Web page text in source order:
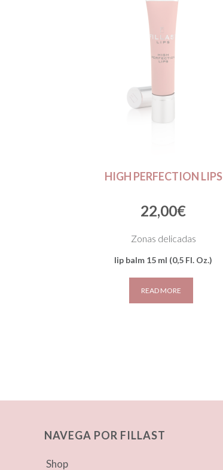
HIGH PERFECTION LIPS
22,00€
Zonas delicadas
lip balm 15 ml (0,5 Fl. Oz.)
READ MORE
NAVEGA POR FILLAST
Shop